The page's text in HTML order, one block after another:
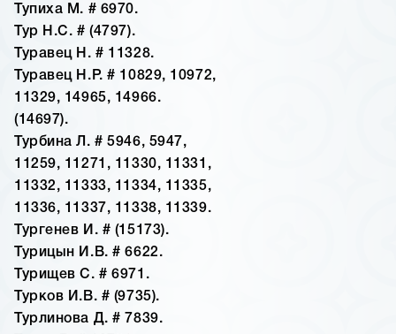
Тупиха М. # 6970.
Тур Н.С. # (4797).
Туравец Н. # 11328.
Туравец Н.Р. # 10829, 10972,
11329, 14965, 14966.
(14697).
Турбина Л. # 5946, 5947,
11259, 11271, 11330, 11331,
11332, 11333, 11334, 11335,
11336, 11337, 11338, 11339.
Тургенев И. # (15173).
Турицын И.В. # 6622.
Турищев С. # 6971.
Турков И.В. # (9735).
Турлинова Д. # 7839.